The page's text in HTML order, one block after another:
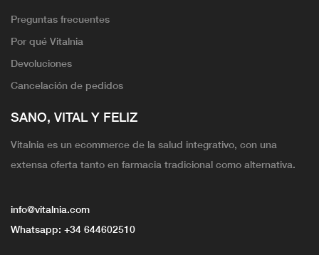
Preguntas frecuentes
Por qué Vitalnia
Devoluciones
Cancelación de pedidos
SANO, VITAL Y FELIZ
Vitalnia es un ecommerce de la salud integrativo, con una
extensa oferta tanto en farmacia tradicional como alternativa.
info@vitalnia.com
Whatsapp: +34 644602510